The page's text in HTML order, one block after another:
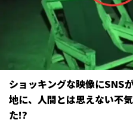
ショッキングな映像にSNS
地に、人間とは思えない不
た!?